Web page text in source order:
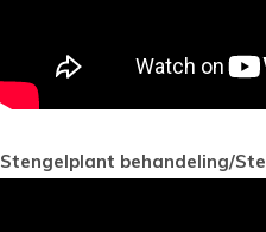
Stengelplant